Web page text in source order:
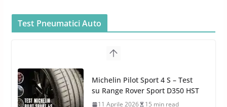
Car Care
26 Marzo 2025 2 min read
Azoto
26 Marzo 2025 2 min read
Test Pneumatici Auto
Hankook Test Pneumatici Estivi
2026: Ventus evo vince con Auto
Bild, Ventus Prime 4 convince